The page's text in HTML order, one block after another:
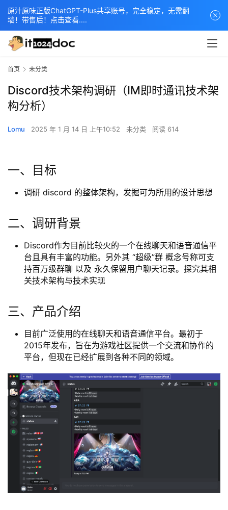
首页 未分类
Discord技术架构调研（IM即时通讯技术架
构分析）
Lomu 2025 年 1 月 14 日 上午10:52 未分类 阅读 614
一、目标
调研 discord 的整体架构，发掘可为所用的设计思想
二、调研背景
Discord作为目前比较火的一个在线聊天和语音通信平
台且具有丰富的功能。另外其 “超级”群 概念号称可支
持百万级群聊 以及 永久保留用户聊天记录。探究其相
关技术架构与技术实现
三、产品介绍
目前广泛使用的在线聊天和语音通信平台。最初于
2015年发布，旨在为游戏社区提供一个交流和协作的
平台，但现在已经扩展到各种不同的领域。
原汁原味正版ChatGPT-Plus共享账号，完全稳定，无需翻
墙！带售后！点击查看....